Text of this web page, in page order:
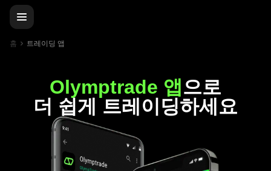
홈 트레이딩 앱
Olymptrade 앱으로
더 쉽게 트레이딩하세요